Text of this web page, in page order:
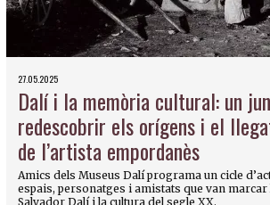
27.05.2025
Dalí i la memòria cultural: un
redescobrir els orígens i el
de l’artista empordanès
Amics dels Museus Dalí programa un cicle
espais, personatges i amistats que van marcar
Salvador Dalí i la cultura del segle XX.